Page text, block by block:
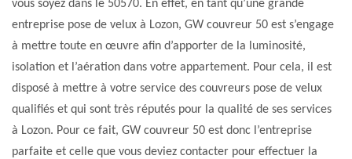
vous soyez dans le 50570. En effet, en tant qu’une grande
entreprise pose de velux à Lozon, GW couvreur 50 est s’engage
à mettre toute en œuvre afin d’apporter de la luminosité,
isolation et l’aération dans votre appartement. Pour cela, il est
disposé à mettre à votre service des couvreurs pose de velux
qualifiés et qui sont très réputés pour la qualité de ses services
à Lozon. Pour ce fait, GW couvreur 50 est donc l’entreprise
parfaite et celle que vous deviez contacter pour effectuer la